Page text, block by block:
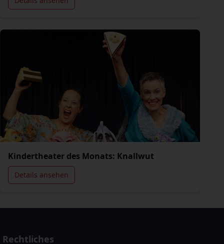
Kindertheater des Monats: Knallwut
Details ansehen
Rechtliches